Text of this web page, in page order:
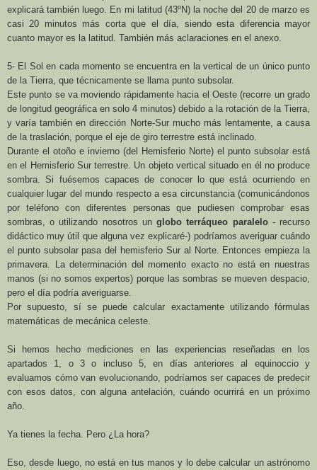
explicará también luego. En mi latitud (43ºN) la noche del 20 de marzo es
casi 20 minutos más corta que el día, siendo esta diferencia mayor
cuanto mayor es la latitud. También más aclaraciones en el anexo.
5- El Sol en cada momento se encuentra en la vertical de un único punto
de la Tierra, que técnicamente se llama punto subsolar.
Este punto se va moviendo rápidamente hacia el Oeste (recorre un grado
de longitud geográfica en solo 4 minutos) debido a la rotación de la Tierra,
y varía también en dirección Norte-Sur mucho más lentamente, a causa
de la traslación, porque el eje de giro terrestre está inclinado.
Durante el otoño e invierno (del Hemisferio Norte) el punto subsolar está
en el Hemisferio Sur terrestre. Un objeto vertical situado en él no produce
sombra. Si fuésemos capaces de conocer lo que está ocurriendo en
cualquier lugar del mundo respecto a esa circunstancia (comunicándonos
por teléfono con diferentes personas que pudiesen comprobar esas
sombras, o utilizando nosotros unglobo terráqueo paralelo- recurso
didáctico muy útil que alguna vez explicaré-) podríamos averiguar cuándo
el punto subsolar pasa del hemisferio Sur al Norte. Entonces empieza la
primavera. La determinación del momento exacto no está en nuestras
manos (si no somos expertos) porque las sombras se mueven despacio,
pero el día podría averiguarse.
Por supuesto, sí se puede calcular exactamente utilizando fórmulas
matemáticas de mecánica celeste.
Si hemos hecho mediciones en las experiencias reseñadas en los
apartados 1, o 3 o incluso 5, en días anteriores al equinoccio y
evaluamos cómo van evolucionando, podríamos ser capaces de predecir
con esos datos, con alguna antelación, cuándo ocurrirá en un próximo
año.
Ya tienes la fecha. Pero ¿La hora?
Eso, desde luego, no está en tus manos y lo debe calcular un astrónomo